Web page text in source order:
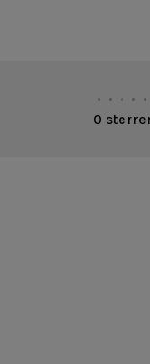
• • • • •
0